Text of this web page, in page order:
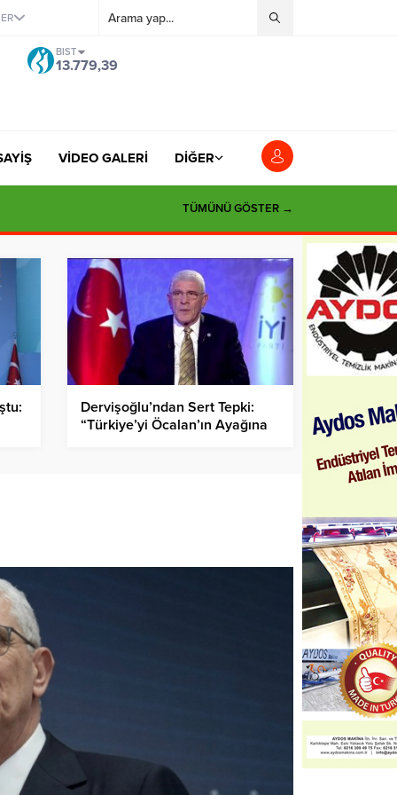
BIST
13.779,39
VİDEO GALERİ DİĞER
TÜMÜNÜ GÖSTER →
Dervişoğlu’ndan Sert Tepki:
“Türkiye’yi Öcalan’ın Ayağına